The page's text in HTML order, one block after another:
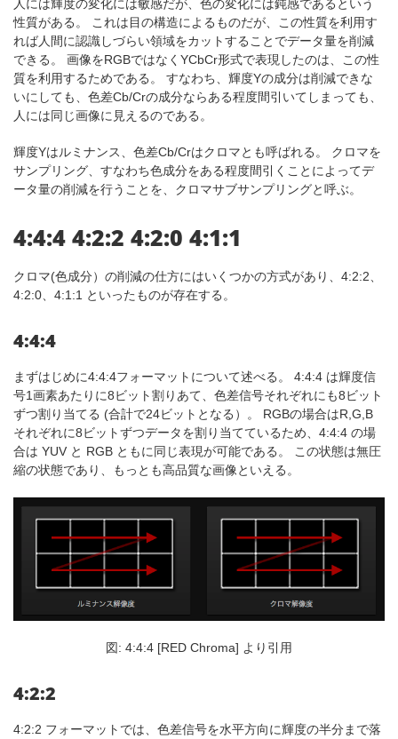
人には輝度の変化には敏感だが、色の変化には鈍感であるという
性質がある。 これは目の構造によるものだが、この性質を利用す
れば人間に認識しづらい領域をカットすることでデータ量を削減
できる。 画像をRGBではなくYCbCr形式で表現したのは、この性
質を利用するためである。 すなわち、輝度Yの成分は削減できな
いにしても、色差Cb/Crの成分ならある程度間引いてしまっても、
人には同じ画像に見えるのである。
輝度Yはルミナンス、色差Cb/Crはクロマとも呼ばれる。 クロマを
サンプリング、すなわち色成分をある程度間引くことによってデ
ータ量の削減を行うことを、クロマサブサンプリングと呼ぶ。
4:4:4 4:2:2 4:2:0 4:1:1
クロマ(色成分）の削減の仕方にはいくつかの方式があり、4:2:2、
4:2:0、4:1:1 といったものが存在する。
4:4:4
まずはじめに4:4:4フォーマットについて述べる。 4:4:4 は輝度信
号1画素あたりに8ビット割りあて、色差信号それぞれにも8ビット
ずつ割り当てる (合計で24ビットとなる）。 RGBの場合はR,G,B
それぞれに8ビットずつデータを割り当てているため、4:4:4 の場
合は YUV と RGB ともに同じ表現が可能である。 この状態は無圧
縮の状態であり、もっとも高品質な画像といえる。
図: 4:4:4 [RED Chroma] より引用
4:2:2
4:2:2 フォーマットでは、色差信号を水平方向に輝度の半分まで落